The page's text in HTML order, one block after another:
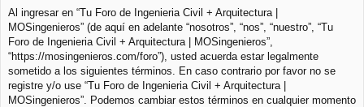
d
os
Al ingresar en “Tu Foro de Ingenieria Civil + Arquitectura |
MOSingenieros” (de aquí en adelante “nosotros”, “nos”, “nuestro”, “Tu
Foro de Ingenieria Civil + Arquitectura | MOSingenieros”,
“https://mosingenieros.com/foro”), usted acuerda estar legalmente
sometido a los siguientes términos. En caso contrario por favor no se
registre y/o use “Tu Foro de Ingenieria Civil + Arquitectura |
MOSingenieros”. Podemos cambiar estos términos en cualquier momento